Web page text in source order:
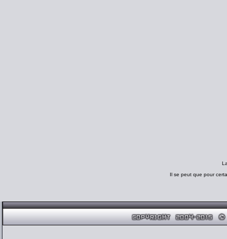
Il se peut que pour